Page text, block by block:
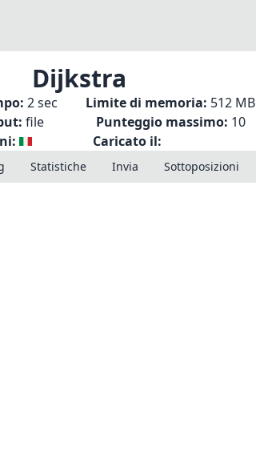
Dijkstra
2 sec Limite di memoria: 512 MB
file Punteggio massimo: 10
Caricato il:
Statistiche Invia Sottoposizioni